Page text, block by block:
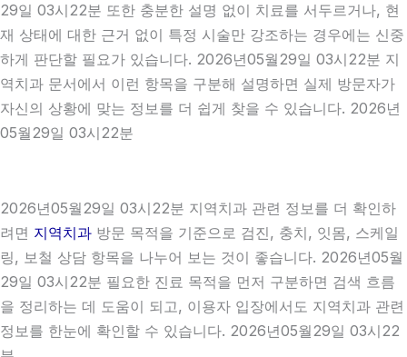
29일 03시22분 또한 충분한 설명 없이 치료를 서두르거나, 현
재 상태에 대한 근거 없이 특정 시술만 강조하는 경우에는 신중
하게 판단할 필요가 있습니다. 2026년05월29일 03시22분 지
역치과 문서에서 이런 항목을 구분해 설명하면 실제 방문자가
자신의 상황에 맞는 정보를 더 쉽게 찾을 수 있습니다. 2026년
05월29일 03시22분
2026년05월29일 03시22분 지역치과 관련 정보를 더 확인하
려면 지역치과 방문 목적을 기준으로 검진, 충치, 잇몸, 스케일
링, 보철 상담 항목을 나누어 보는 것이 좋습니다. 2026년05월
29일 03시22분 필요한 진료 목적을 먼저 구분하면 검색 흐름
을 정리하는 데 도움이 되고, 이용자 입장에서도 지역치과 관련
정보를 한눈에 확인할 수 있습니다. 2026년05월29일 03시22